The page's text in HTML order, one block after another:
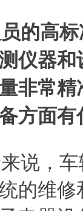
的高
仪器
非常
方面
说，
的维